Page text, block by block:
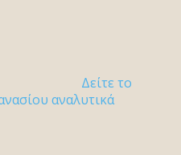
Δείτε το
αναλυτικά